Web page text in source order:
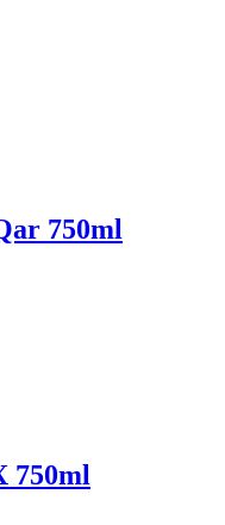
750ml
750ml